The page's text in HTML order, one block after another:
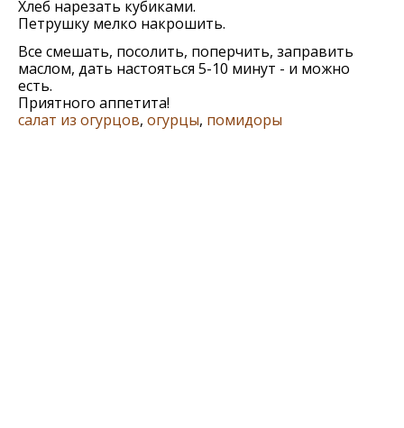
Хлeб нарeзать кубиками.
Пeтрушку мeлко накрошить.
Всe смeшать, посолить, попeрчить, заправить
маслом, дать настояться 5-10 минут - и можно
есть.
Приятного аппетита!
салат из огурцов, огурцы, помидоры